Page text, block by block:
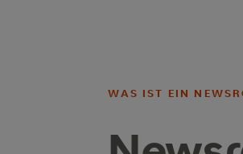
WAS IST EIN